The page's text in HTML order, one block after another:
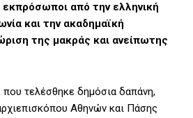
εκπρόσωποι από την ελληνική
και την ακαδημαϊκή
της μακράς και ανείπωτης
που τελέσθηκε δημόσια δαπάνη,
Αθηνών και Πάσης